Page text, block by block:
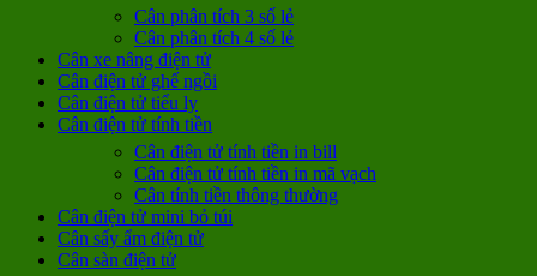
Cân phân tích 3 số lẻ
Cân phân tích 4 số lẻ
Cân xe nâng điện tử
Cân điện tử ghế ngồi
Cân điện tử tiểu ly
Cân điện tử tính tiền
Cân điện tử tính tiền in bill
Cân điện tử tính tiền in mã vạch
Cân tính tiền thông thường
Cân điện tử mini bỏ túi
Cân sấy ẩm điện tử
Cân sàn điện tử